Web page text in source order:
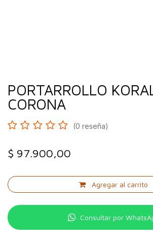
PORTARROLLO
CORONA
(0 reseña)
$ 97.900,00
Agregar al carrito
Consultar por